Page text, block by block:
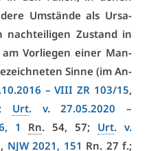
Um­stän­de als Ur­sa­
Zu­stand in
Vor­lie­gen ei­ner Man­
Sin­ne (im An­
–VI­II ZR 103/15,
Urt. v. 27.05.2020 –
1 Rn. 54, 57; Urt. v.
, NJW 2021, 151 Rn. 27 f.;